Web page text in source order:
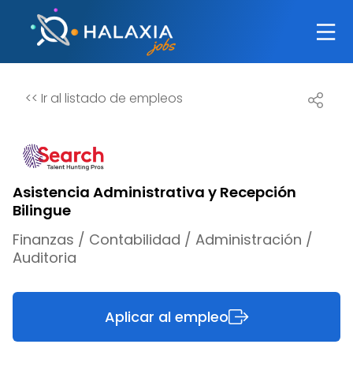
<< Ir al listado de empleos
Asistencia Administrativa y Recepción
Bilingue
Finanzas / Contabilidad / Administración /
Auditoria
Aplicar al empleo